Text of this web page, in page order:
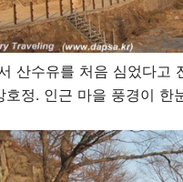
산수유를 처음 심었다고
호정. 인근 마을 풍경이 한